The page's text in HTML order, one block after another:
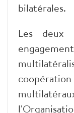
bilatérales.
Les deux